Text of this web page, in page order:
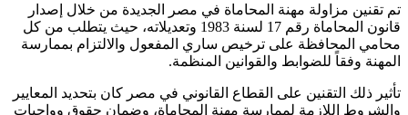
تم تقنين مزاولة مهنة المحاماة في مصر الجديدة من خلال إصدار
قانون المحاماة رقم 17 لسنة 1983 وتعديلاته، حيث يتطلب من كل
محامي المحافظة على ترخيص ساري المفعول والالتزام بممارسة
المهنة وفقاً للضوابط والقوانين المنظمة.
تأثير ذلك التقنين على القطاع القانوني في مصر كان بتحديد المعايير
والشروط اللازمة لممارسة مهنة المحاماة، وضمان حقوق وواجبات